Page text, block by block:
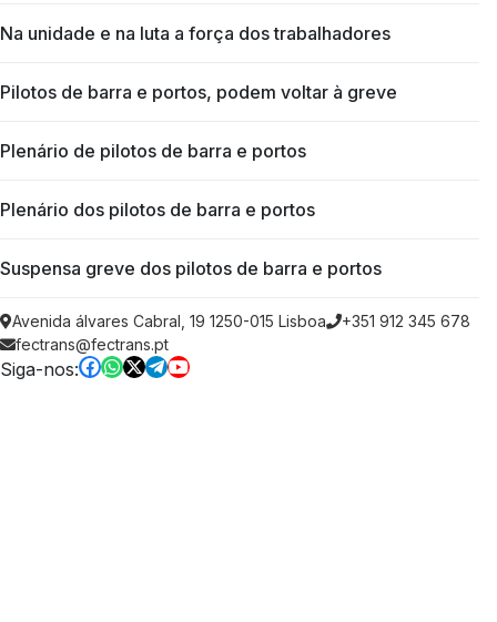
Na unidade e na luta a força dos trabalhadores
Pilotos de barra e portos, podem voltar à greve
Plenário de pilotos de barra e portos
Plenário dos pilotos de barra e portos
Suspensa greve dos pilotos de barra e portos
Avenida álvares Cabral, 19 1250-015 Lisboa
+351 912 345 678
fectrans@fectrans.pt
Siga-nos: